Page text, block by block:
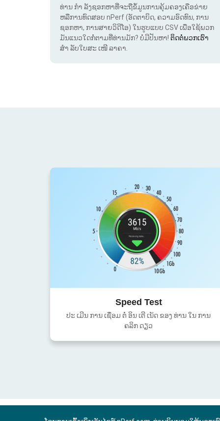
ທ່ານ ກຳ ລັງຊອກຫາທີ່ຈະຖືຂໍ້ມູນການຄຸ້ມຄອງເຄືອຂ່າຍ
ຫລືການທົດສອບ nPerf (ອັດຕາບິດ, ຄວາມອົດທົນ, ການ
ຊອກຫາ, ການສາຍວິດີໂອ) ໃນຮູບແບບ CSV ເພື່ອໃຊ້ພວກ
ມັນແນວໃດກໍ່ຕາມທີ່ທ່ານມັກ? ບໍ່ມີປັນຫາ! ຕິດຕໍ່ພວກເຮົາ
ສຳ ລັບໃບສະ ເໜີ ລາຄາ.
Speed Test
ປະ ເມີນ ການ ເຊື່ອມ ຕໍ່ ອິນ ເຕີ ເນັດ ຂອງ ທ່ານ ໃນ ການ
ຄລິກ ດຽວ